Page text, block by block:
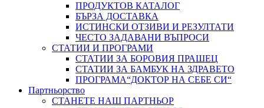
ПРОДУКТОВ КАТАЛОГ
БЪРЗА ДОСТАВКА
ИСТИНСКИ ОТЗИВИ И РЕЗУЛТАТИ
ЧЕСТО ЗАДАВАНИ ВЪПРОСИ
СТАТИИ И ПРОГРАМИ
СТАТИИ ЗА БОРОВИЯ ПРАШЕЦ
СТАТИИ ЗА БАМБУК НА ЗДРАВЕТО
ПРОГРАМА“ДОКТОР НА СЕБЕ СИ“
Партньорство
СТАНЕТЕ НАШ ПАРТНЬОР